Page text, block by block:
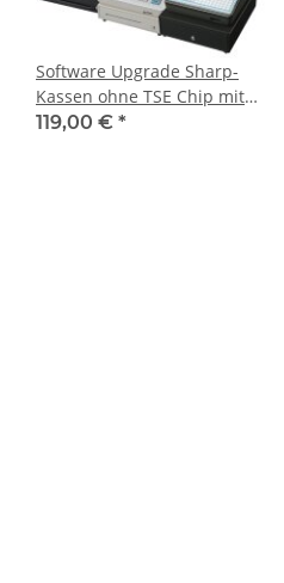
Software Upgrade Sharp-
Kassen ohne TSE Chip mit
aktuelle Firmware
119,00 € *